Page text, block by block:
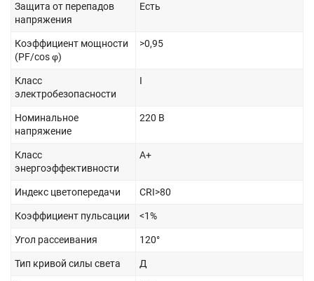
Защита от перепадов
напряжения
Есть
Коэффициент мощности
(PF/cos φ)
>0,95
Класс
электробезопасности
I
Номинальное
напряжение
220 В
Класс
энергоэффективности
А+
Индекс цветопередачи CRI>80
Коэффициент пульсации <1%
Угол рассеивания 120°
Тип кривой силы света Д